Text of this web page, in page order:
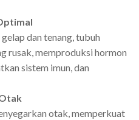
dan tenang, tubuh
rusak, memproduksi hormon
sistem imun, dan
otak, memperkuat